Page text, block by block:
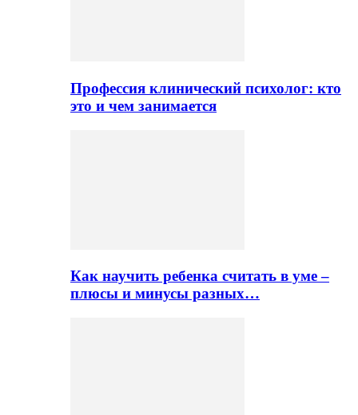
Профессия клинический психолог: кто
это и чем занимается
Как научить ребенка считать в уме –
плюсы и минусы разных…